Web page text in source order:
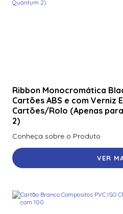
Ribbon Monocromática
Cartões ABS e com Verniz
Cartões/Rolo (Apenas
2)
Conheça sobre o Produto
VER